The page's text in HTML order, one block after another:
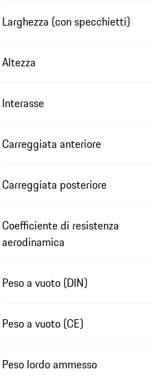
Larghezza (con specchietti)
Altezza
Interasse
Carreggiata anteriore
Carreggiata posteriore
Coefficiente di resistenza
aerodinamica
Peso a vuoto (DIN)
Peso a vuoto (CE)
Peso lordo ammesso